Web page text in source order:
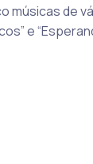
músicas de
e